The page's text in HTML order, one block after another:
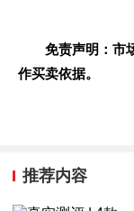
免责声明：市
作买卖依据。
推荐内容